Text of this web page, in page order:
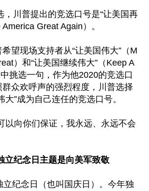
，川普提出的竞选口号是“让美国再
Great Again）。
望现场支持者从“让美国伟大”（M
）和“让美国继续伟大”（Keep A
挑选一句，作为他2020的竞选口
众欢呼声的强烈程度，川普选择
大”成为自己连任的竞选口号。
以向你们保证，我永远、永远不会
立纪念日主题是向美军致敬
立纪念日（也叫国庆日）。今年独